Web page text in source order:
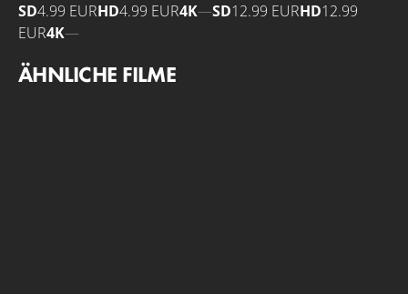
SD4.99 EURHD4.99 EUR4K—SD12.99 EURHD12.99
EUR4K—
ÄHNLICHE FILME